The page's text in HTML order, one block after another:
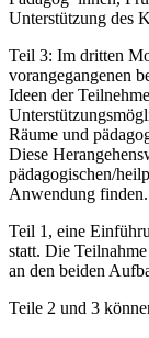
Unterstützung des
Teil 3: Im dritten
vorangegangenen
Ideen der
Räume und
Diese
pädagogischen/
Anwendung finden.
Teil 1, eine
statt. Die
an den beiden
Teile 2 und 3